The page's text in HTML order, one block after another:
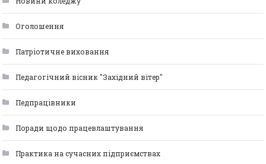
Оголошення
Патріотичне виховання
Педагогічний вісник "Західний вітер"
Педпрацівники
Поради щодо працевлаштування
Практика на сучасних підприємствах